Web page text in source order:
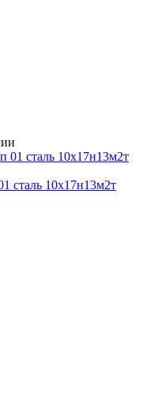
сталь 10х17н13м2т